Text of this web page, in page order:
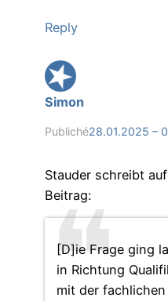
Reply
Simon
Publiché28.01.2025 –
Stauder schreibt auf
Beitrag:
[D]ie Frage ging
in Richtung
mit der